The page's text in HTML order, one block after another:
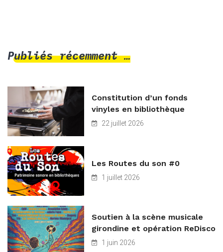
Publiés récemment …
Constitution d’un fonds
vinyles en bibliothèque
22 juillet 2026
Les Routes du son #0
1 juillet 2026
Soutien à la scène musicale
girondine et opération ReDisco
1 juin 2026